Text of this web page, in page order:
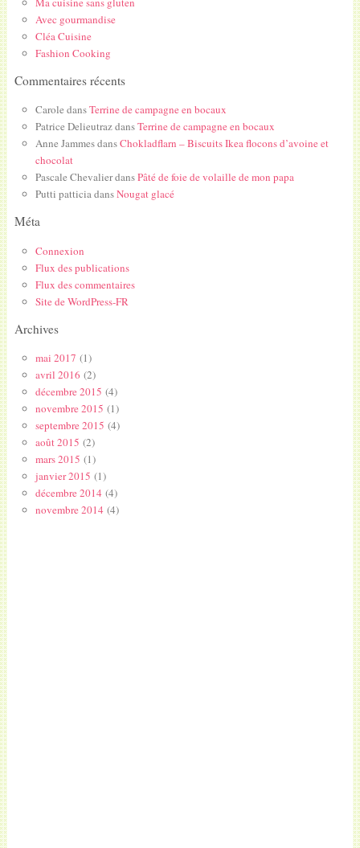
Avec gourmandise
Cléa Cuisine
Fashion Cooking
Commentaires récents
Carole dansTerrine de campagne en bocaux
Patrice DelieutrazdansTerrine de campagne en bocaux
Anne JammesdansChokladflarn – Biscuits Ikea flocons d’avoine et
chocolat
Pascale ChevalierdansPâté de foie de volaille de mon papa
Putti patticiadansNougat glacé
Méta
Connexion
Flux des publications
Flux des commentaires
Site de WordPress-FR
Archives
mai 2017 (1)
avril 2016 (2)
décembre 2015 (4)
novembre 2015 (1)
septembre 2015 (4)
août 2015 (2)
mars 2015 (1)
janvier 2015 (1)
décembre 2014(4)
novembre 2014(4)